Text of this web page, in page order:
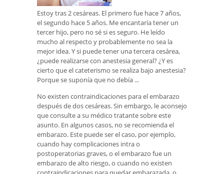
Estoy tras 2 cesáreas. El primero fue hace 7 años,
el segundo hace 5 años. Me encantaría tener un
tercer hijo, pero no sé si es seguro. He leído
mucho al respecto y probablemente no sea la
mejor idea. Y si puede tener una tercera cesárea,
¿puede realizarse con anestesia general? ¿Y es
cierto que el cateterismo se realiza bajo anestesia?
Porque se suponía que no debía ...
No existen contraindicaciones para el embarazo
después de dos cesáreas. Sin embargo, le aconsejo
que consulte a su médico tratante sobre este
asunto. En algunos casos, no se recomienda el
embarazo. Este puede ser el caso, por ejemplo,
cuando hay complicaciones intra o
postoperatorias graves, o el embarazo fue un
embarazo de alto riesgo, o cuando no existen